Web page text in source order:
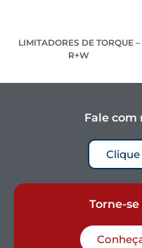
LIMITADORES DE TORQUE –
R+W
Torne-
Fale com
Clique